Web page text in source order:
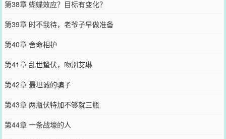
第38章 蝴蝶效应？目标有变化？
第39章 时不我待，老爷子早做准备
第40章 舍命相护
第41章 乱世蛰伏，吻别艾琳
第42章 最坦诚的骗子
第43章 两瓶伏特加不够就三瓶
第44章 一条战壕的人